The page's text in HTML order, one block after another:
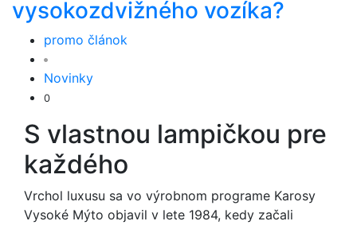
vysokozdvižného vozíka?
promo článok
Novinky
0
S vlastnou lampičkou pre
každého
Vrchol luxusu sa vo výrobnom programe Karosy
Vysoké Mýto objavil v lete 1984, kedy začali